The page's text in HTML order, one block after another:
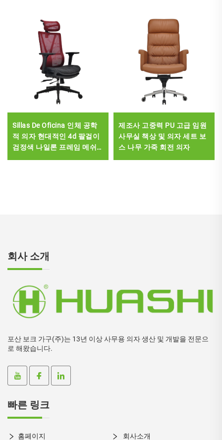
Sillas De Oficina 인체 공학
적 의자 현대적인 4d 팔걸이
검정색 나일론 프레임 메쉬
제조사 고중력 PU 고급 임원
사무실 책상 및 의자 세트 보
스 나무 가죽 회전 의자
회사 소개
포산 보크 가구(주)는 13년 이상 사무용 의자 생산 및 개발을 전문으
로 해왔습니다.
빠른 링크
홈페이지 회사소개